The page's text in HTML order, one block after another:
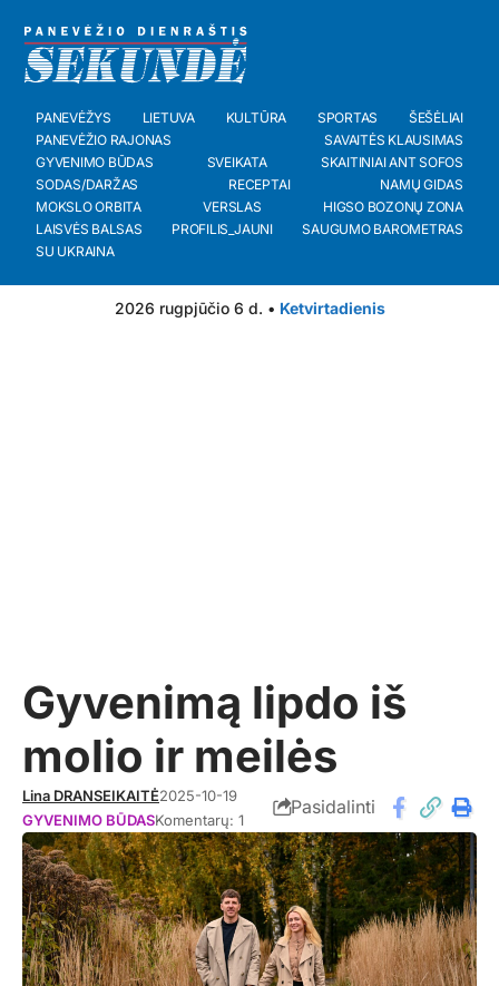
PANEVĖŽYS LIETUVA KULTŪRA SPORTAS
ŠEŠĖLIAI
PANEVĖŽIO RAJONAS
SAVAITĖS KLAUSIMAS
GYVENIMO BŪDAS
SVEIKATA
SKAITINIAI ANT SOFOS
SODAS/DARŽAS
RECEPTAI
NAMŲ GIDAS
MOKSLO ORBITA
VERSLAS
HIGSO BOZONŲ ZONA
LAISVĖS BALSAS
PROFILIS_JAUNI
SAUGUMO BAROMETRAS
SU UKRAINA
2026 rugpjūčio 6 d. • Ketvirtadienis
Gyvenimą lipdo iš
molio ir meilės
Lina DRANSEIKAITĖ2025-10-19
GYVENIMO BŪDASKomentarų: 1
Pasidalinti